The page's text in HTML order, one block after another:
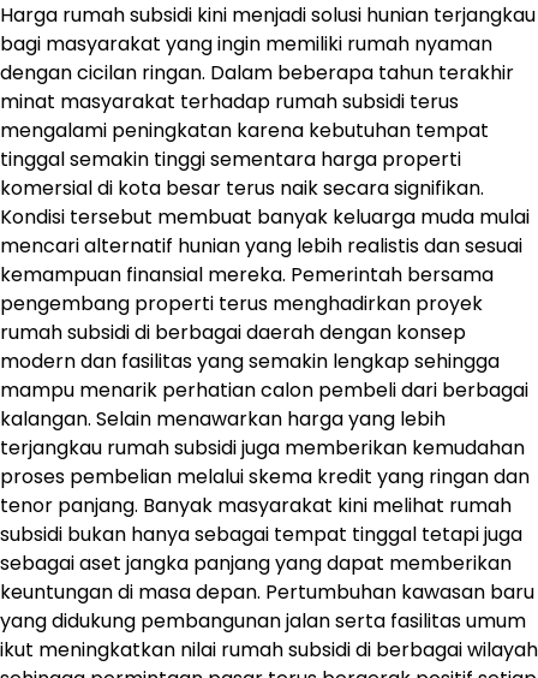
Harga rumah subsidi kini menjadi solusi hunian terjangkau
bagi masyarakat yang ingin memiliki rumah nyaman
dengan cicilan ringan. Dalam beberapa tahun terakhir
minat masyarakat terhadap rumah subsidi terus
mengalami peningkatan karena kebutuhan tempat
tinggal semakin tinggi sementara harga properti
komersial di kota besar terus naik secara signifikan.
Kondisi tersebut membuat banyak keluarga muda mulai
mencari alternatif hunian yang lebih realistis dan sesuai
kemampuan finansial mereka. Pemerintah bersama
pengembang properti terus menghadirkan proyek
rumah subsidi di berbagai daerah dengan konsep
modern dan fasilitas yang semakin lengkap sehingga
mampu menarik perhatian calon pembeli dari berbagai
kalangan. Selain menawarkan harga yang lebih
terjangkau rumah subsidi juga memberikan kemudahan
proses pembelian melalui skema kredit yang ringan dan
tenor panjang. Banyak masyarakat kini melihat rumah
subsidi bukan hanya sebagai tempat tinggal tetapi juga
sebagai aset jangka panjang yang dapat memberikan
keuntungan di masa depan. Pertumbuhan kawasan baru
yang didukung pembangunan jalan serta fasilitas umum
ikut meningkatkan nilai rumah subsidi di berbagai wilayah